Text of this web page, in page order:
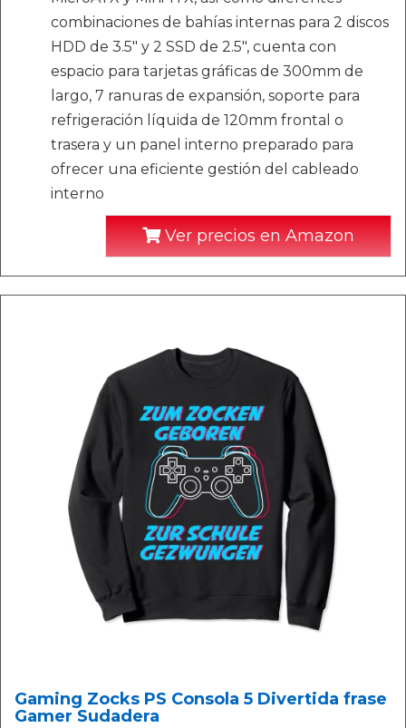
combinaciones de bahías internas para 2 discos
HDD de 3.5" y 2 SSD de 2.5", cuenta con
espacio para tarjetas gráficas de 300mm de
largo, 7 ranuras de expansión, soporte para
refrigeración líquida de 120mm frontal o
trasera y un panel interno preparado para
ofrecer una eficiente gestión del cableado
interno
Ver precios en Amazon
Gaming Zocks PS Consola 5 Divertida frase
Gamer Sudadera